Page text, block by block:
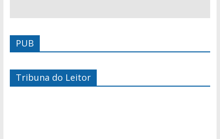
PUB
Tribuna do Leitor